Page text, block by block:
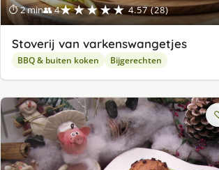
⏱ 2 min👥 4★★★★★ 4.57 (28)
Stoverij van varkenswangetjes
BBQ & buiten koken Bijgerechten